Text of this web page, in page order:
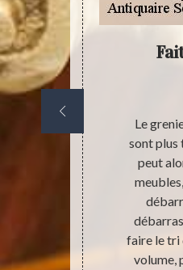
pour
Le
sont plus
peut
faire le tri
volume,